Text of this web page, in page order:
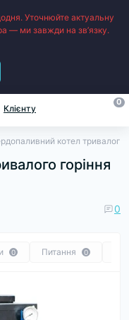
Уточнюйте актуальну
— ми завжди на зв’язку.
Клієнту
0
котел тривалого
горіння
0
0 Питання 0